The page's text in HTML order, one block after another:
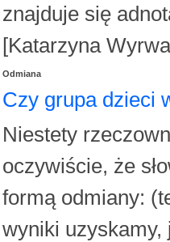
znajduje się
[Katarzyna
Odmiana
Czy grupa dzieci
Niestety
oczywiście, że
formą odmiany:
wyniki